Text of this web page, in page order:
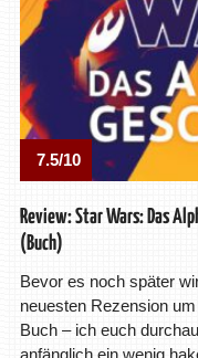
7.5/10
Review: Star Wars: Das
(Buch)
Bevor es noch später
neuesten Rezension
Buch – ich euch